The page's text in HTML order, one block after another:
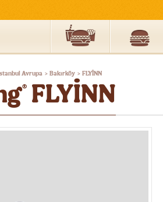
Avrupa > Bakırköy > FLYİNN
® FLYİNN